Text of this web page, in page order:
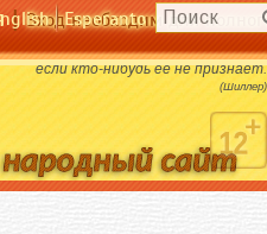
|Вход необходим для
Esperanto
ничуть не страдает от того,
если кто-нибудь еe не признаeт.
(Шиллер)